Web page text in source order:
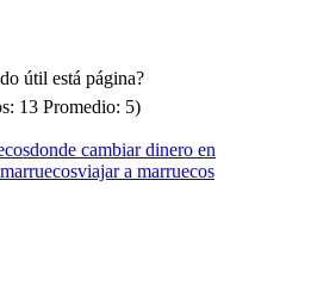
útil está página?
13Promedio: 5)
donde cambiar dinero en
viajar a marruecos